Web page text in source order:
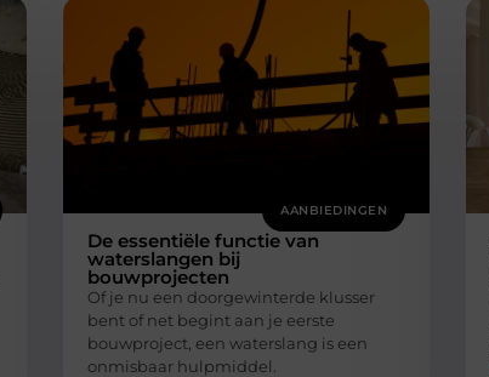
AANBIEDINGEN
De essentiële functie van
waterslangen bij
bouwprojecten
Of je nu een doorgewinterde klusser
bent of net begint aan je eerste
bouwproject, een waterslang is een
onmisbaar hulpmiddel.